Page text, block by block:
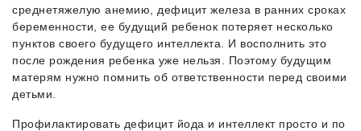
среднетяжелую анемию, дефицит железа в ранних сроках
беременности, ее будущий ребенок потеряет несколько
пунктов своего будущего интеллекта. И восполнить это
после рождения ребенка уже нельзя. Поэтому будущим
матерям нужно помнить об ответственности перед своими
детьми.
Профилактировать дефицит йода и интеллект просто и по